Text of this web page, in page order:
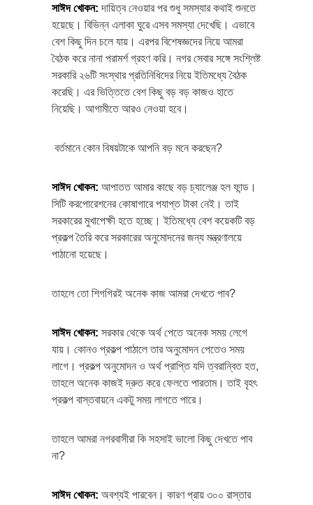
সাঈদ খোকন:দায়িত্ব নেওয়ার পর শুধু সমস্যার কথাই শুনতে
হয়েছে। বিভিন্ন এলাকা ঘুরে এসব সমস্যা দেখেছি। এভাবে
বেশ কিছু দিন চলে যায়। এরপর বিশেষজ্ঞদের নিয়ে আমরা
বৈঠক করে নানা পরামর্শ গ্রহণ করি। নগর সেবার সঙ্গে সংশ্লিষ্ট
সরকারি ২৬টি সংস্থার প্রতিনিধিদের নিয়ে ইতিমধ্যে বৈঠক
করেছি। এর ভিত্তিতে বেশ কিছু বড় বড় কাজও হাতে
নিয়েছি। আগামীতে আরও নেওয়া হবে।
বর্তমানে কোন বিষয়টাকে আপনি বড় মনে করছেন?
সাঈদ খোকন: আপাতত আমার কাছে বড় চ্যালেঞ্জ হল ফান্ড।
সিটি করপোরেশনের কোষাগারে পযাপ্ত টাকা নেই। তাই
সরকারের মুখাপেক্ষী হতে হচ্ছে। ইতিমধ্যে বেশ কয়েকটি বড়
প্রকল্প তৈরি করে সরকারের অনুমোদনের জন্য মন্ত্রণালয়ে
পাঠানো হয়েছে।
তাহলে তো শিগগিরই অনেক কাজ আমরা দেখতে পাব?
সাঈদ খোকন: সরকার থেকে অর্থ পেতে অনেক সময় লেগে
যায়। কোনও প্রকল্প পাঠালে তার অনুমোদন পেতেও সময়
লাগে। প্রকল্প অনুমোদন ও অর্থ প্রাপ্তি যদি ত্বরান্বিত হত,
তাহলে অনেক কাজই দ্রুত করে ফেলতে পারতাম। তাই বৃহৎ
প্রকল্প বাস্তবায়নে একটু সময় লাগতে পারে।
তাহলে আমরা নগরবাসীরা কি সহসাই ভালো কিছু দেখতে পাব
না?
সাঈদ খোকন: অবশ্যই পারবেন। কারণ প্রায় ৩০০ রাস্তার